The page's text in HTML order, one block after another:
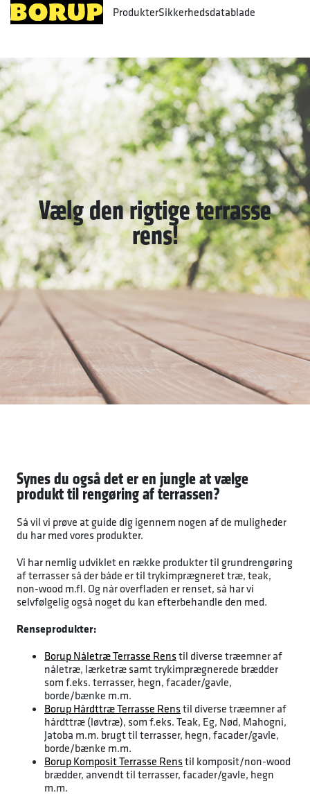
ProdukterSikkerhedsdatablade
Vælg den rigtige terrasse
rens!
Synes du også det er en jungle at vælge
produkt til rengøring af terrassen?
Så vil vi prøve at guide dig igennem nogen af de muligheder
du har med vores produkter.
Vi har nemlig udviklet en række produkter til grundrengøring
af terrasser så der både er til trykimprægneret træ, teak,
non-wood m.fl. Og når overfladen er renset, så har vi
selvfølgelig også noget du kan efterbehandle den med.
Renseprodukter:
Borup Nåletræ Terrasse Renstil diverse træemner af
nåletræ, lærketræ samt trykimprægnerede brædder
som f.eks. terrasser, hegn, facader/gavle,
borde/bænke m.m.
Borup Hårdttræ Terrasse Renstil diverse træemner af
hårdttræ (løvtræ), som f.eks. Teak, Eg, Nød, Mahogni,
Jatoba m.m. brugt til terrasser, hegn, facader/gavle,
borde/bænke m.m.
Borup Komposit Terrasse Renstil komposit/non-wood
brædder, anvendt til terrasser, facader/gavle, hegn
m.m.